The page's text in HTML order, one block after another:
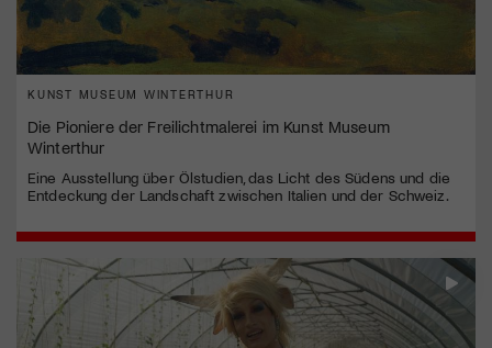
KUNST MUSEUM WINTERTHUR
Die Pioniere der Freilichtmalerei im Kunst Museum
Winterthur
Eine Ausstellung über Ölstudien, das Licht des Südens und die
Entdeckung der Landschaft zwischen Italien und der Schweiz.